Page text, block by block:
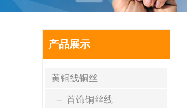
产品展示
黄铜线铜丝
-- 首饰铜丝线